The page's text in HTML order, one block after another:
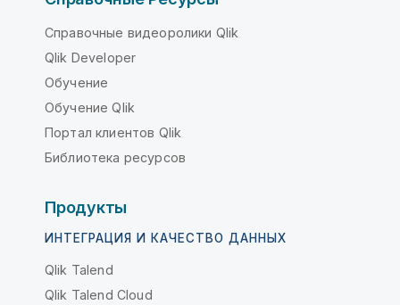
Справочные видеоролики Qlik
Qlik Developer
Обучение
Обучение Qlik
Портал клиентов Qlik
Библиотека ресурсов
Продукты
ИНТЕГРАЦИЯ И КАЧЕСТВО ДАННЫХ
Qlik Talend
Qlik Talend Cloud